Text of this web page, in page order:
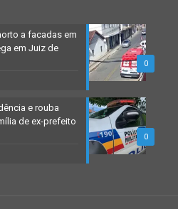
0
a facadas em
em Juiz de
0
e rouba
de ex-prefeito